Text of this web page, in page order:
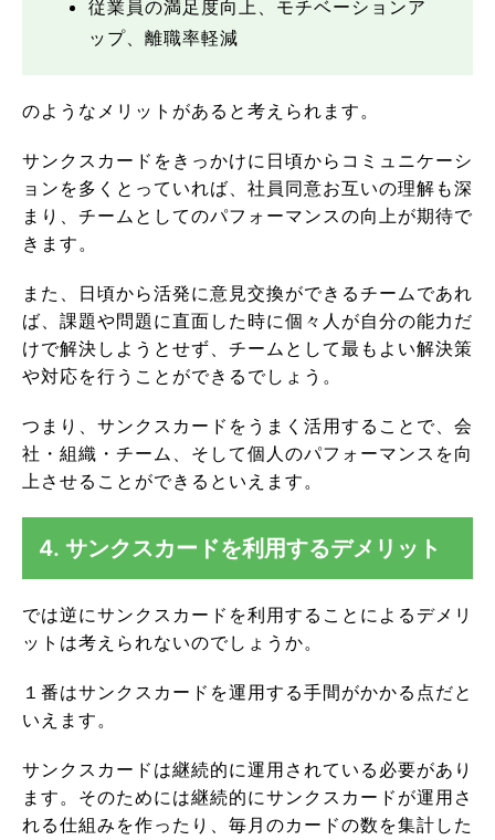
従業員の満足度向上、モチベーションア
ップ、離職率軽減
のようなメリットがあると考えられます。
サンクスカードをきっかけに日頃からコミュニケーシ
ョンを多くとっていれば、社員同意お互いの理解も深
まり、チームとしてのパフォーマンスの向上が期待で
きます。
また、日頃から活発に意見交換ができるチームであれ
ば、課題や問題に直面した時に個々人が自分の能力だ
けで解決しようとせず、チームとして最もよい解決策
や対応を行うことができるでしょう。
つまり、サンクスカードをうまく活用することで、会
社・組織・チーム、そして個人のパフォーマンスを向
上させることができるといえます。
4. サンクスカードを利用するデメリット
では逆にサンクスカードを利用することによるデメリ
ットは考えられないのでしょうか。
１番はサンクスカードを運用する手間がかかる点だと
いえます。
サンクスカードは継続的に運用されている必要があり
ます。そのためには継続的にサンクスカードが運用さ
れる仕組みを作ったり、毎月のカードの数を集計した